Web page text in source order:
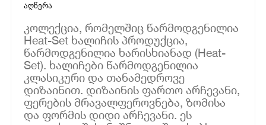
აღწერა
კოლექცია, რომელშიც წარმოდგენილია
Heat-Set ხალიჩის პროდუქცია,
წარმოდგენილია ხარისხიანად (Heat-
Set). ხალიჩები წარმოდგენილია
კლასიკური და თანამედროვე
დიზაინით. დიზაინის ფართო არჩევანი,
ფერების მრავალფეროვნება, ზომისა
და ფორმის დიდი არჩევანი. ეს